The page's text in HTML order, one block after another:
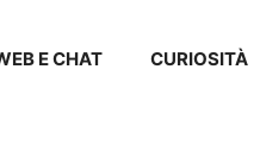
E CHAT CURIOSITÀ